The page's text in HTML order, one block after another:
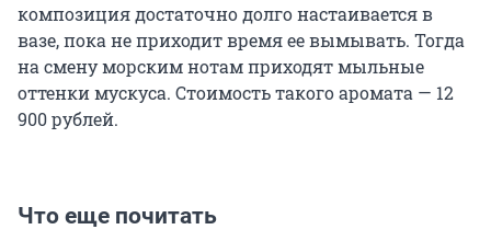
композиция достаточно долго настаивается в
вазе, пока не приходит время ее вымывать. Тогда
на смену морским нотам приходят мыльные
оттенки мускуса. Стоимость такого аромата — 12
900 рублей.
Что еще почитать